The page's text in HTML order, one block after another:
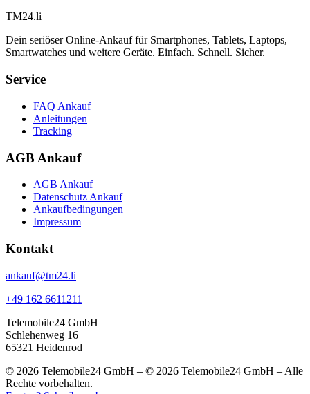
TM24.li
Dein seriöser Online-Ankauf für Smartphones, Tablets, Laptops,
Smartwatches und weitere Geräte. Einfach. Schnell. Sicher.
Service
FAQ Ankauf
Anleitungen
Tracking
AGB Ankauf
AGB Ankauf
Datenschutz Ankauf
Ankaufbedingungen
Impressum
Kontakt
ankauf@tm24.li
+49 162 6611211
Telemobile24 GmbH
Schlehenweg 16
65321 Heidenrod
© 2026 Telemobile24 GmbH – © 2026 Telemobile24 GmbH – Alle
Rechte vorbehalten.